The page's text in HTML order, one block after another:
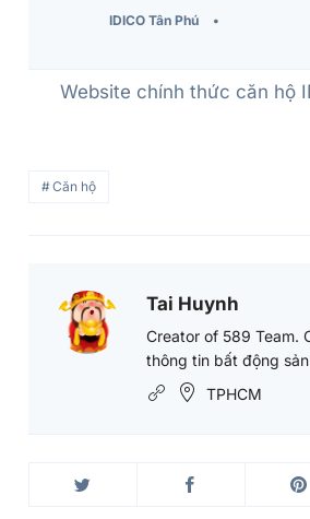
IDICO Tân Phú
Website chính thức căn hộ
Căn hộ
Tai
Huynh's
Tai Huynh
Creator of 589 Team.
thông tin bất động
TPHCM